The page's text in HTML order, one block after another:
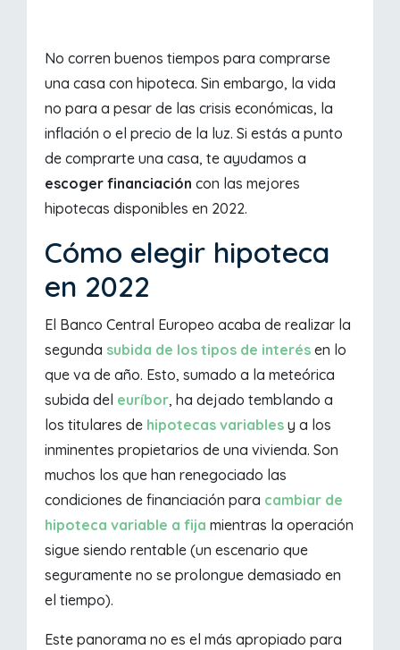
No corren buenos tiempos para comprarse
una casa con hipoteca. Sin embargo, la vida
no para a pesar de las crisis económicas, la
inflación o el precio de la luz. Si estás a punto
de comprarte una casa, te ayudamos a
escoger financiación con las mejores
hipotecas disponibles en 2022.
Cómo elegir hipoteca
en 2022
El Banco Central Europeo acaba de realizar la
segunda subida de los tipos de interés en lo
que va de año. Esto, sumado a la meteórica
subida del euríbor, ha dejado temblando a
los titulares de hipotecas variables y a los
inminentes propietarios de una vivienda. Son
muchos los que han renegociado las
condiciones de financiación para cambiar de
hipoteca variable a fija mientras la operación
sigue siendo rentable (un escenario que
seguramente no se prolongue demasiado en
el tiempo).
Este panorama no es el más apropiado para